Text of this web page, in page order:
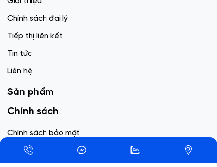
Chính sách đại lý
Tiếp thị liên kết
Tin tức
Liên hệ
Sản phẩm
Chính sách
Chính sách bảo mật
Chính sách vận chuyển